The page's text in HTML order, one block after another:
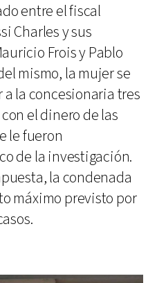
entre el fiscal
Charles y sus
Frois y Pablo
mismo, la mujer se
la concesionaria tres
el dinero de las
le fueron
de la investigación.
la condenada
máximo previsto por